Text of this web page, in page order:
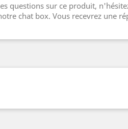
questions sur ce produit,
chat box. Vous recevrez une